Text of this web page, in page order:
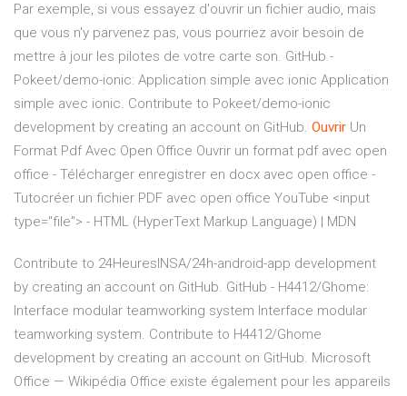
Par exemple, si vous essayez d'ouvrir un fichier audio, mais
que vous n'y parvenez pas, vous pourriez avoir besoin de
mettre à jour les pilotes de votre carte son. GitHub -
Pokeet/demo-ionic: Application simple avec ionic Application
simple avec ionic. Contribute to Pokeet/demo-ionic
development by creating an account on GitHub. Ouvrir Un
Format Pdf Avec Open Office Ouvrir un format pdf avec open
office - Télécharger enregistrer en docx avec open office -
Tutocréer un fichier PDF avec open office YouTube <input
type="file"> - HTML (HyperText Markup Language) | MDN
Contribute to 24HeuresINSA/24h-android-app development
by creating an account on GitHub. GitHub - H4412/Ghome:
Interface modular teamworking system Interface modular
teamworking system. Contribute to H4412/Ghome
development by creating an account on GitHub. Microsoft
Office — Wikipédia Office existe également pour les appareils